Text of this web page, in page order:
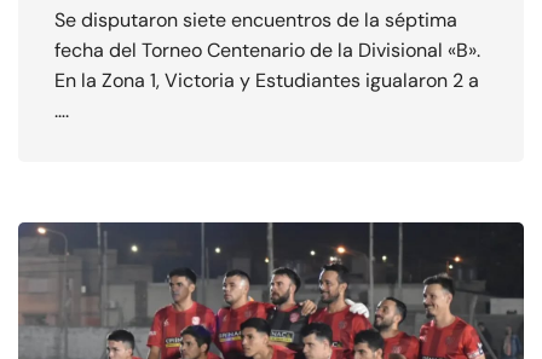
Se disputaron siete encuentros de la séptima
fecha del Torneo Centenario de la Divisional «B».
En la Zona 1, Victoria y Estudiantes igualaron 2 a
….